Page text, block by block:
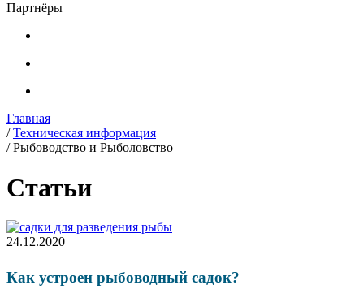
Партнёры
Главная
/Техническая информация
/Рыбоводство и Рыболовство
Статьи
24.12.2020
Как устроен рыбоводный садок?